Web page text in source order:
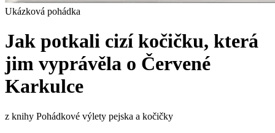
Ukázková pohádka
Jak potkali cizí kočičku, která
jim vyprávěla o Červené
Karkulce
z knihy Pohádkové výlety pejska a kočičky